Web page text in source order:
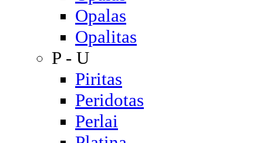
Opalas
Opalitas
P - U
Piritas
Peridotas
Perlai